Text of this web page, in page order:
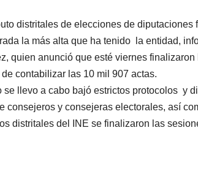
distritales de elecciones de
la más alta que ha tenido la entidad,
quien anunció que esté viernes
contabilizar las 10 mil 907 actas.
llevo a cabo bajó estrictos protocolos y
consejeros y consejeras electorales, así
distritales del INE se finalizaron las